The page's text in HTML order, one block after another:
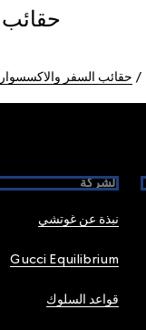
حقائب السفر
الشركة
نبذة عن غوتشي
Gucci Equilibrium
قواعد السلوك